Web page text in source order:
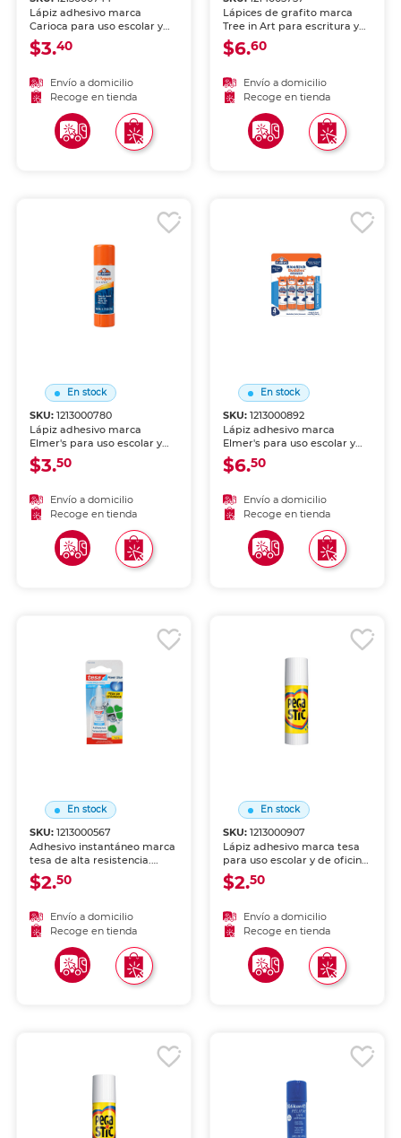
Lápiz adhesivo marca
Carioca para uso escolar y
de oficina. Aplicación limpia
y uniforme sobre papel,
lavable, no tóxica y de
secado rápido.
$3.40
Envío a domicilio
Recoge en tienda
Lápices de grafito marca
Tree in Art para escritura y
dibujo. Mina resistente con
trazo uniforme y oscuro, fácil
para uso escolar y de oficina.
$6.60
Envío a domicilio
Recoge en tienda
En stock
SKU:1213000780
Lápiz adhesivo marca
Elmer's para uso escolar y
de oficina. Aplicación limpia
y uniforme sobre papel,
lavable, no tóxica y de
secado rápido.
$3.50
Envío a domicilio
Recoge en tienda
En stock
SKU: 1213000892
Lápiz adhesivo marca
Elmer's para uso escolar y
de oficina. Aplicación limpia
y uniforme sobre papel,
lavable, no tóxica y de
secado rápido.
$6.50
Envío a domicilio
Recoge en tienda
En stock
SKU:1213000567
Adhesivo instantáneo marca
tesa de alta resistencia.
Pega en segundos plástico,
metal, madera, cerámica,
concentrada para
reparaciones precisas en
hogar, taller y
manualidades.
$2.50
Envío a domicilio
Recoge en tienda
En stock
SKU: 1213000907
Lápiz adhesivo marca tesa
para uso escolar y de oficina.
Aplicación limpia y uniforme
sobre papel, cartón y foamy.
de secado rápido.
$2.50
Envío a domicilio
Recoge en tienda